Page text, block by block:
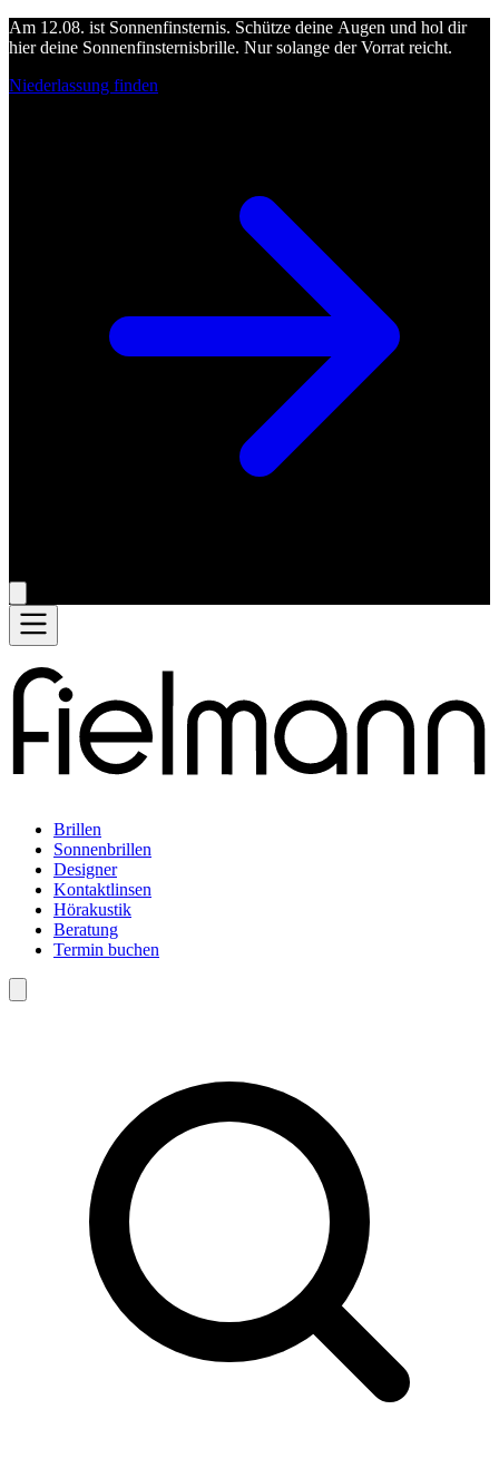
Am 12.08. ist Sonnenfinsternis. Schütze deine Augen und hol dir
hier deine Sonnenfinsternisbrille. Nur solange der Vorrat reicht.
Niederlassung finden
Brillen
Sonnenbrillen
Designer
Kontaktlinsen
Hörakustik
Beratung
Termin buchen